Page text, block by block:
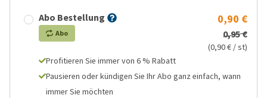
Abo Bestellung
Abo
0,90 €
0,95 €
(0,90 € / st)
Profitieren Sie immer von 6 % Rabatt
Pausieren oder kündigen Sie Ihr Abo ganz einfach, wann
immer Sie möchten